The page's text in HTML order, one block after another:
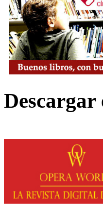
Descargar